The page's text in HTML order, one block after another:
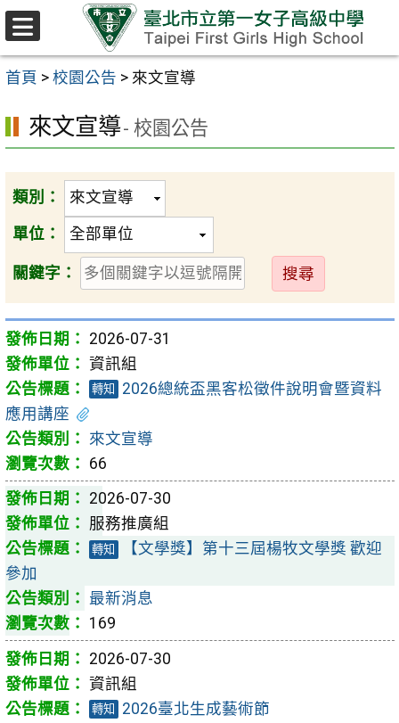
跳至主要內容區
首頁 > 校園公告 > 來文宣導
來文宣導- 校園公告
類別：
單位：
關鍵字：
送
出
2026-07-31
資訊組
轉知
2026總統盃黑客松徵件說明會暨資料
應用講座
來文宣導
66
2026-07-30
服務推廣組
轉知
【文學獎】第十三屆楊牧文學獎 歡迎
參加
最新消息
169
2026-07-30
資訊組
轉知
2026臺北生成藝術節
選
單